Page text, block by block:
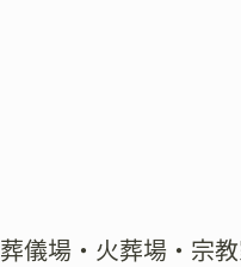
葬儀場・火葬場・宗